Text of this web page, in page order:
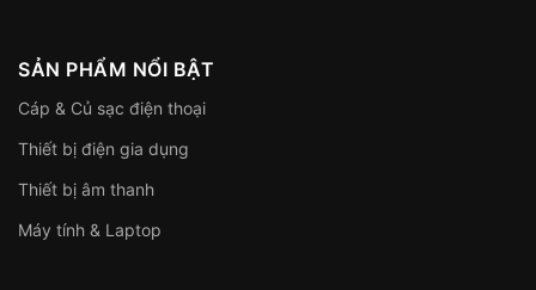
SẢN PHẨM NỔI BẬT
Cáp & Củ sạc điện thoại
Thiết bị điện gia dụng
Thiết bị âm thanh
Máy tính & Laptop